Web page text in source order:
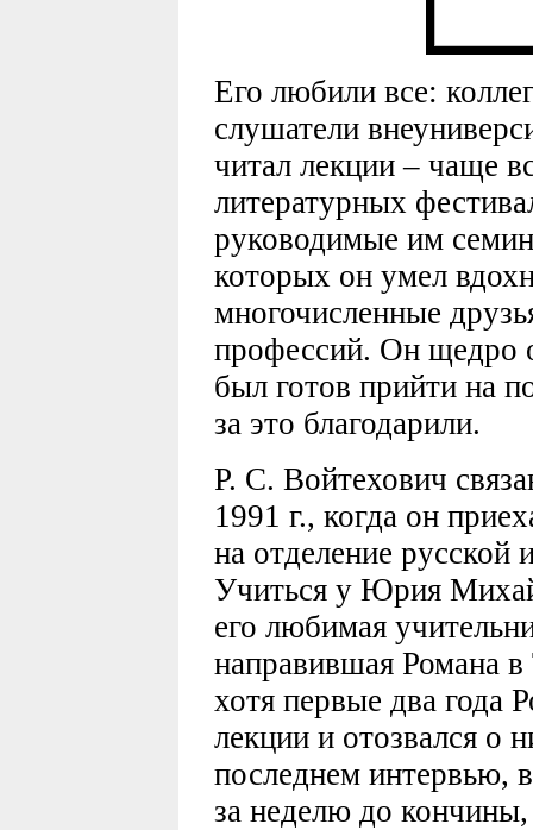
Его любили все:
слушатели
читал лекции – чаще
литературных
руководимые им
которых он умел
многочисленные
профессий. Он щедро
был готов прийти на
за это благодарили.
Р. С. Войтехович
1991 г., когда он
на отделение русской
Учиться у Юрия
его любимая
направившая Романа
хотя первые два года
лекции и отозвался о
последнем интервью,
за неделю до